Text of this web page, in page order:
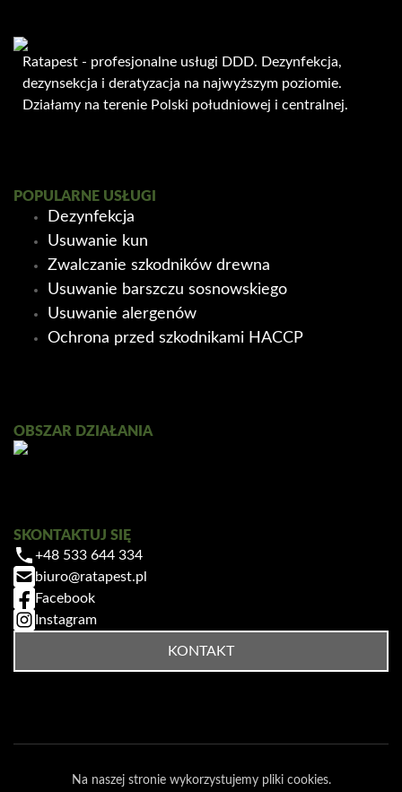
Ratapest - profesjonalne usługi DDD. Dezynfekcja,
dezynsekcja i deratyzacja na najwyższym poziomie.
Działamy na terenie Polski południowej i centralnej.
OBSZAR DZIAŁANIA
POPULARNE USŁUGI
Dezynfekcja
Usuwanie kun
Zwalczanie szkodników drewna
Usuwanie barszczu sosnowskiego
Usuwanie alergenów
Ochrona przed szkodnikami HACCP
SKONTAKTUJ SIĘ
+48 533 644 334
biuro@ratapest.pl
Facebook
Instagram
KONTAKT
Na naszej stronie wykorzystujemy pliki cookies.